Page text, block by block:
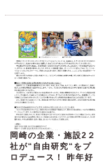
岡崎の企業・施設2２
社が“自由研究“をプ
ロデュース！ 昨年好